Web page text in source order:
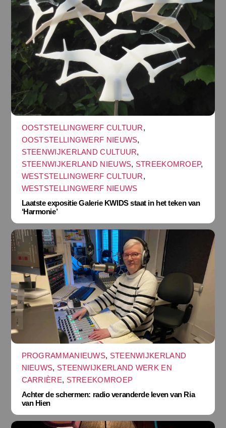
OOSTSTELLINGWERF CULTUUR,
OOSTSTELLINGWERF NIEUWS,
STEENWIJKERLAND CULTUUR,
STEENWIJKERLAND NIEUWS, STREEKOMROEP,
WESTSTELLINGWERF CULTUUR,
WESTSTELLINGWERF NIEUWS
Laatste expositie Galerie KWIDS staat in het teken van
‘Harmonie’
PROGRAMMANIEUWS, STEENWIJKERLAND
NIEUWS, STEENWIJKERLAND WERK EN
CARRIÈRE, STREEKOMROEP
Achter de schermen: radio veranderde leven van Ria
van Hien